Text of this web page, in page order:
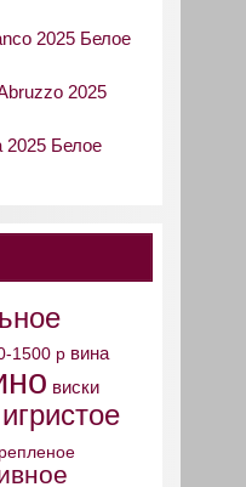
2025 Белое
2025
2025 Белое
1500 р вина
виски
игристое